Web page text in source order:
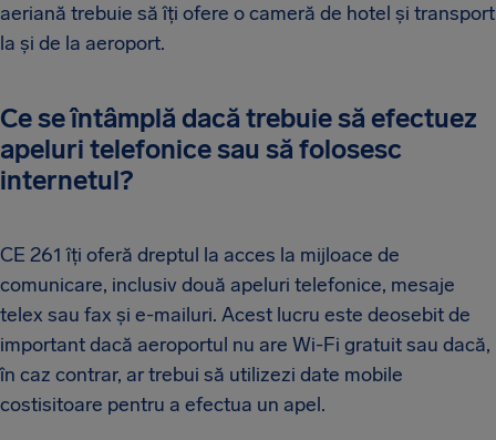
aeriană trebuie să îți ofere o cameră de hotel și transport
la și de la aeroport.
Ce se întâmplă dacă trebuie să efectuez
apeluri telefonice sau să folosesc
internetul?
CE 261 îți oferă dreptul la acces la mijloace de
comunicare, inclusiv două apeluri telefonice, mesaje
telex sau fax și e-mailuri. Acest lucru este deosebit de
important dacă aeroportul nu are Wi-Fi gratuit sau dacă,
în caz contrar, ar trebui să utilizezi date mobile
costisitoare pentru a efectua un apel.